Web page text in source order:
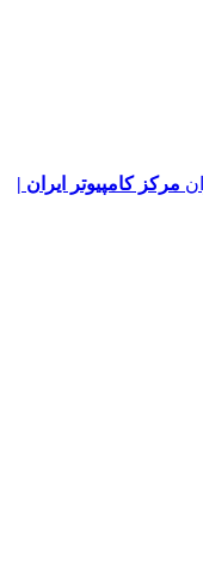
مرکز کامپیوتر ایران |